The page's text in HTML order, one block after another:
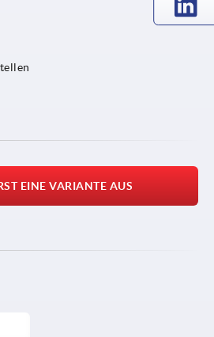
EINE VARIANTE AUS